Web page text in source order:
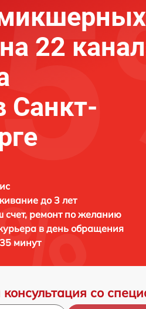
22
Санкт-
до 3 лет
счет, ремонт по желанию
в день обращения
минут
со